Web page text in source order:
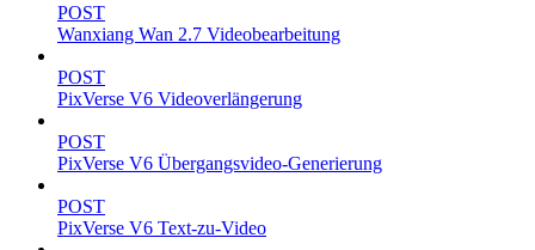
POST
Wanxiang Wan 2.7 Videobearbeitung
POST
PixVerse V6 Videoverlängerung
POST
PixVerse V6 Übergangsvideo-Generierung
POST
PixVerse V6 Text-zu-Video